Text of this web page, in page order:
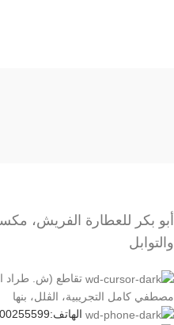
أبو بكر للعطارة الفريش،
والتوابل
تقاطع (ش. طراد
مصطفي كامل التجريبية، الڤلل، بنها
الهاتف:01000255599